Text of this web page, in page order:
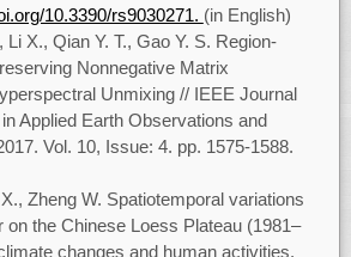
10.3390/rs9030271. (in English)
Li X., Qian Y. T., Gao Y. S. Region-
Nonnegative Matrix
Unmixing // IEEE Journal
Applied Earth Observations and
Vol. 10, Issue: 4. pp. 1575-1588.
Zheng W. Spatiotemporal variations
on the Chinese Loess Plateau (1981–
changes and human activities.